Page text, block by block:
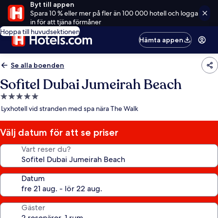
Byt till appen
Spara 10 % eller mer på fler än 100 000 hotell och logga
in för att tjäna förmåner
Hoppa till huvudsektionen
Hämta appen
Se alla boenden
Sofitel Dubai Jumeirah Beach
5.0-
stjärnigt
Lyxhotell vid stranden med spa nära The Walk
Välj datum för att se priser
Vart reser du?
Datum
Gäster